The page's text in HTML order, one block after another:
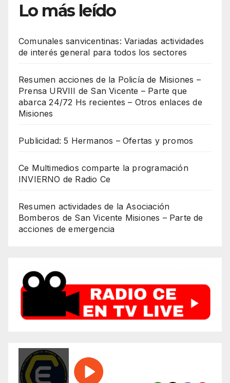
Lo más leído
Comunales sanvicentinas: Variadas actividades
de interés general para todos los sectores
Resumen acciones de la Policía de Misiones –
Prensa URVIII de San Vicente – Parte que
abarca 24/72 Hs recientes – Otros enlaces de
Misiones
Publicidad: 5 Hermanos – Ofertas y promos
Ce Multimedios comparte la programación
INVIERNO de Radio Ce
Resumen actividades de la Asociación
Bomberos de San Vicente Misiones – Parte de
acciones de emergencia